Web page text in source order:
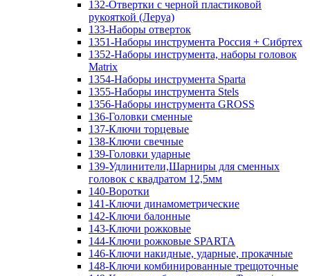
132-Отвертки с черной пластиковой
рукояткой (Леруа)
133-Наборы отверток
1351-Наборы инструмента Россия + Сибртех
1352-Наборы инструмента, наборы головок
Matrix
1354-Наборы инструмента Sparta
1355-Наборы инструмента Stels
1356-Наборы инструмента GROSS
136-Головки сменные
137-Ключи торцевые
138-Ключи свечные
139-Головки ударные
139-Удлинители,Шарниры для сменных
головок с квадратом 12,5мм
140-Воротки
141-Ключи динамометрические
142-Ключи балонные
143-Ключи рожковые
144-Ключи рожковые SPARTA
146-Ключи накидные, ударные, прокачные
148-Ключи комбинированные трещоточные